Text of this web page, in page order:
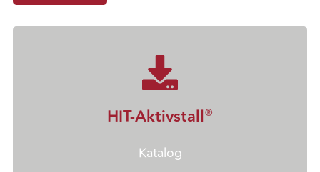
HIT-Aktivstall®
Katalog